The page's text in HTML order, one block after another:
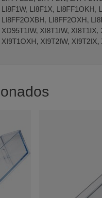
LI8F1W, LI8F1X, LI8FF1OKH,
LI8FF2OXBH, LI8FF2OXH,
XD95T1IW, XI8T1IW,
XI9T1OXH, XI9T2IW,